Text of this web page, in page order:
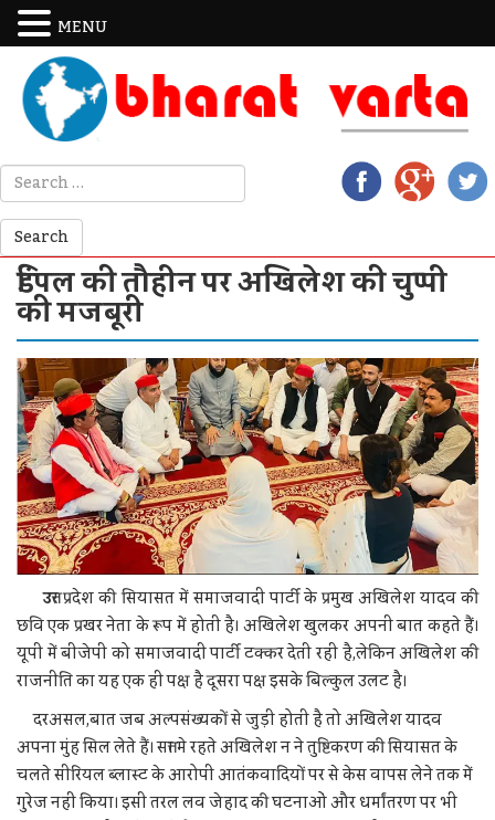
डिंपल की तौहीन पर अखिलेश की चुप्पी
की मजबूरी
उत्तर प्रदेश की सियासत में समाजवादी पार्टी के प्रमुख अखिलेश यादव की
छवि एक प्रखर नेता के रूप में होती है। अखिलेश खुलकर अपनी बात कहते हैं।
यूपी में बीजेपी को समाजवादी पार्टी टक्कर देती रही है,लेकिन अखिलेश की
राजनीति का यह एक ही पक्ष है दूसरा पक्ष इसके बिल्कुल उलट है।
दरअसल,बात जब अल्पसंख्यकों से जुड़ी होती है तो अखिलेश यादव
अपना मुंह सिल लेते हैं। सत्ता मे रहते अखिलेश न ने तुष्टिकरण की सियासत के
चलते सीरियल ब्लास्ट के आरोपी आतंकवादियों पर से केस वापस लेने तक में
गुरेज नहीं किया। इसी तरल लव जेहाद की घटनाओं और धर्मांतरण पर भी
MENU